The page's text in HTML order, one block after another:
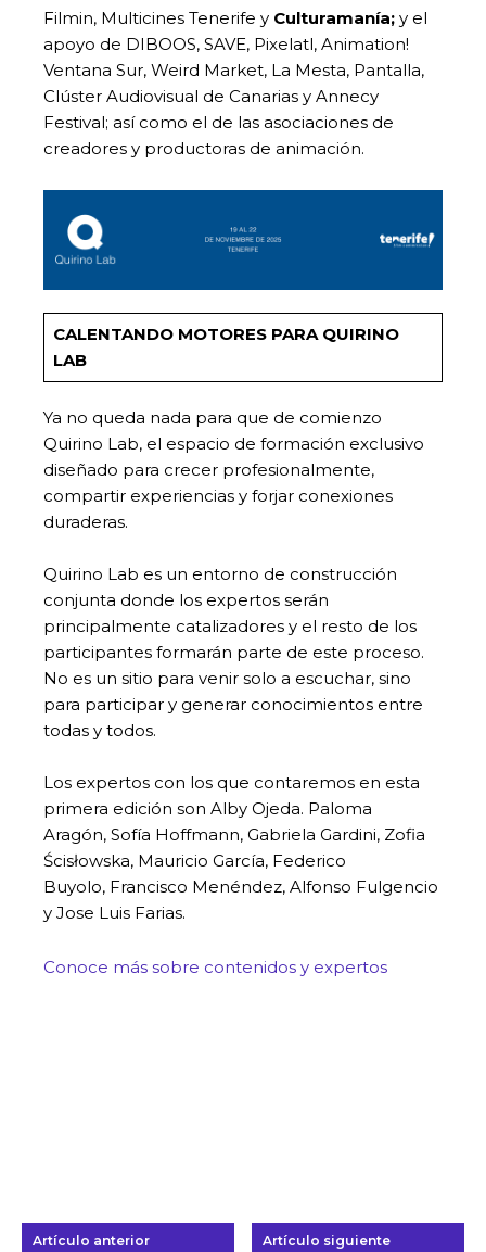
Filmin, Multicines Tenerife y Culturamanía; y el
apoyo de DIBOOS, SAVE, Pixelatl, Animation!
Ventana Sur, Weird Market, La Mesta, Pantalla,
Clúster Audiovisual de Canarias y Annecy
Festival; así como el de las asociaciones de
creadores y productoras de animación.
CALENTANDO MOTORES PARA QUIRINO
LAB
Ya no queda nada para que de comienzo
Quirino Lab, el espacio de formación exclusivo
diseñado para crecer profesionalmente,
compartir experiencias y forjar conexiones
duraderas.
Quirino Lab es un entorno de construcción
conjunta donde los expertos serán
principalmente catalizadores y el resto de los
participantes formarán parte de este proceso.
No es un sitio para venir solo a escuchar, sino
para participar y generar conocimientos entre
todas y todos.
Los expertos con los que contaremos en esta
primera edición son Alby Ojeda. Paloma
Aragón, Sofía Hoffmann, Gabriela Gardini, Zofia
Ścisłowska, Mauricio García, Federico
Buyolo, Francisco Menéndez, Alfonso Fulgencio
y Jose Luis Farias.
Conoce más sobre contenidos y expertos
Artículo anterior Artículo siguiente